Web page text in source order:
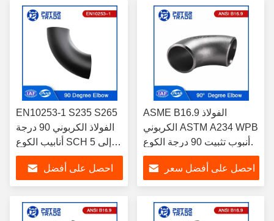
EN10253-1 S235 S265
الفولاذ الكربوني 90 درجة
أنابيب الكوع SCH 5 إلى
SCH XXS لتغيير اتجاهات
أنظمة الأنابيب
احصل على أفضل
ASME B16.9 الفولاذ
الكربوني ASTM A234 WPB
أنبوب تثبيت 90 درجة الكوع
1/2' إلى 48' بوصة
احصل على أفضل سعر